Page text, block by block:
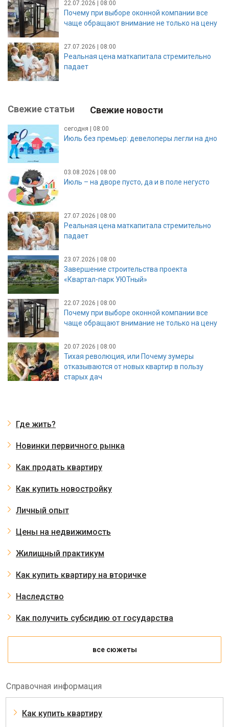
22.07.2026 | 08:00
Почему при выборе оконной компании все
чаще обращают внимание не только на цену
27.07.2026 | 08:00
Реальная цена маткапитала стремительно
падает
Свежие статьи Свежие новости
сегодня | 08:00
Июль без премьер: девелоперы легли на дно
03.08.2026 | 08:00
Июль – на дворе пусто, да и в поле негусто
27.07.2026 | 08:00
Реальная цена маткапитала стремительно
падает
23.07.2026 | 08:00
Завершение строительства проекта
«Квартал-парк УЮТный»
22.07.2026 | 08:00
Почему при выборе оконной компании все
чаще обращают внимание не только на цену
20.07.2026 | 08:00
Тихая революция, или Почему зумеры
отказываются от новых квартир в пользу
старых дач
Где жить?
Новинки первичного рынка
Как продать квартиру
Как купить новостройку
Личный опыт
Цены на недвижимость
Жилищный практикум
Как купить квартиру на вторичке
Наследство
Как получить субсидию от государства
все сюжеты
Справочная информация
Как купить квартиру